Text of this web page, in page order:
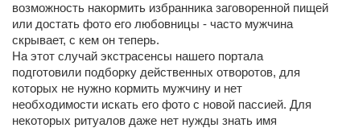
возможность накормить избранника заговоренной пищей
или достать фото его любовницы - часто мужчина
скрывает, с кем он теперь.
На этот случай экстрасенсы нашего портала
подготовили подборку действенных отворотов, для
которых не нужно кормить мужчину и нет
необходимости искать его фото с новой пассией. Для
некоторых ритуалов даже нет нужды знать имя